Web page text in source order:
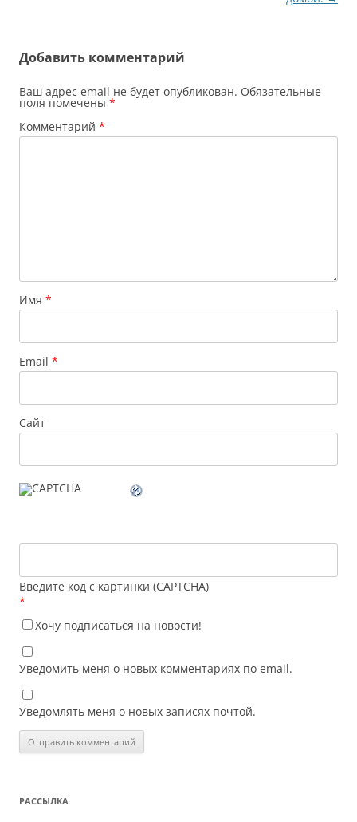
Добавить комментарий
Ваш адрес email не будет опубликован. Обязательные
поля помечены *
Комментарий *
Имя *
Email *
Сайт
Введите код с картинки (CAPTCHA)
*
Хочу подписаться на новости!
Уведомить меня о новых комментариях по email.
Уведомлять меня о новых записях почтой.
РАССЫЛКА